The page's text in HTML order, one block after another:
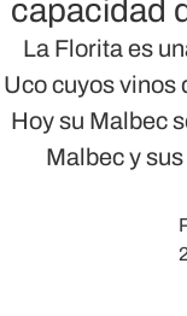
capacidad
La Florita es
Uco cuyos vinos
Hoy su Malbec
Malbec y